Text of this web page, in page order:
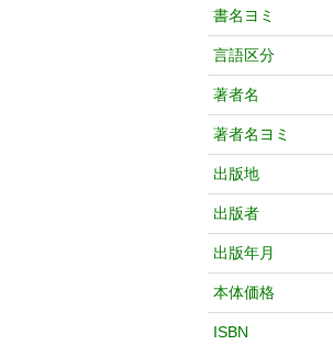
書名ヨミ
言語区分
著者名
著者名ヨミ
出版地
出版者
出版年月
本体価格
ISBN